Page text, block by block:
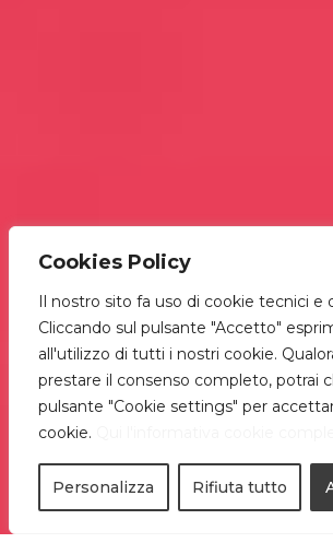
Cookies Policy
Il nostro sito fa uso di cookie tecnici e
Cliccando sul pulsante "Accetto"
all'utilizzo di tutti i nostri cookie.
prestare il consenso completo, potrai
pulsante "Cookie settings" per
cookie.
Personalizza Rifiuta tutto